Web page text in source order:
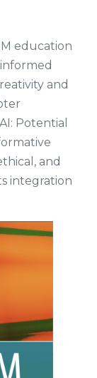
education
and
Potential
and
integration